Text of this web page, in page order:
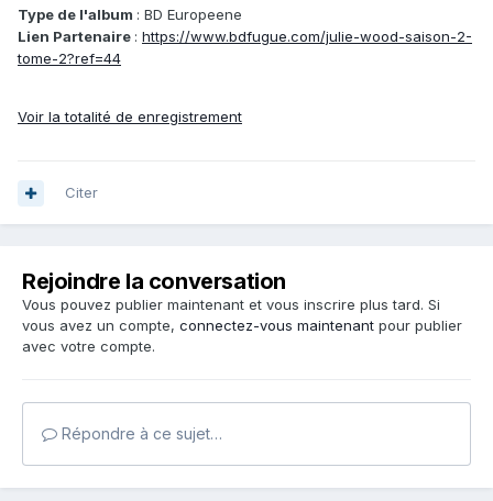
Type de l'album : BD Europeene
Lien Partenaire : https://www.bdfugue.com/julie-wood-saison-2-
tome-2?ref=44
Voir la totalité de enregistrement
Citer
Rejoindre la conversation
Vous pouvez publier maintenant et vous inscrire plus tard. Si
vous avez un compte, connectez-vous maintenant pour publier
avec votre compte.
Répondre à ce sujet…